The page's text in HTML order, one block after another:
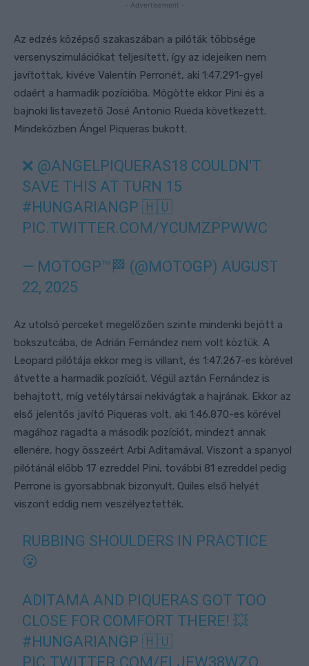
- Advertisement -
Az edzés középső szakaszában a pilóták többsége
versenyszimulációkat teljesített, így az idejeiken nem
javítottak, kivéve Valentín Perronét, aki 1:47.291-gyel
odaért a harmadik pozícióba. Mögötte ekkor Pini és a
bajnoki listavezető José Antonio Rueda következett.
Mindeközben Ángel Piqueras bukott.
❌ @ANGELPIQUERAS18 COULDN'T
SAVE THIS AT TURN 15
#HUNGARIANGP 🇭🇺
PIC.TWITTER.COM/YCUMZPPWWC
— MOTOGP™🏁 (@MOTOGP) AUGUST
22, 2025
Az utolsó perceket megelőzően szinte mindenki bejött a
bokszutcába, de Adrián Fernández nem volt köztük. A
Leopard pilótája ekkor meg is villant, és 1:47.267-es körével
átvette a harmadik pozíciót. Végül aztán Fernández is
behajtott, míg vetélytársai nekivágtak a hajrának. Ekkor az
első jelentős javító Piqueras volt, aki 1:46.870-es körével
magához ragadta a második pozíciót, mindezt annak
ellenére, hogy összeért Arbi Aditamával. Viszont a spanyol
pilótánál előbb 17 ezreddel Pini, további 81 ezreddel pedig
Perrone is gyorsabbnak bizonyult. Quiles első helyét
viszont eddig nem veszélyeztették.
RUBBING SHOULDERS IN PRACTICE
😮
ADITAMA AND PIQUERAS GOT TOO
CLOSE FOR COMFORT THERE! 💥
#HUNGARIANGP 🇭🇺
PIC.TWITTER.COM/ELJEW38WZQ